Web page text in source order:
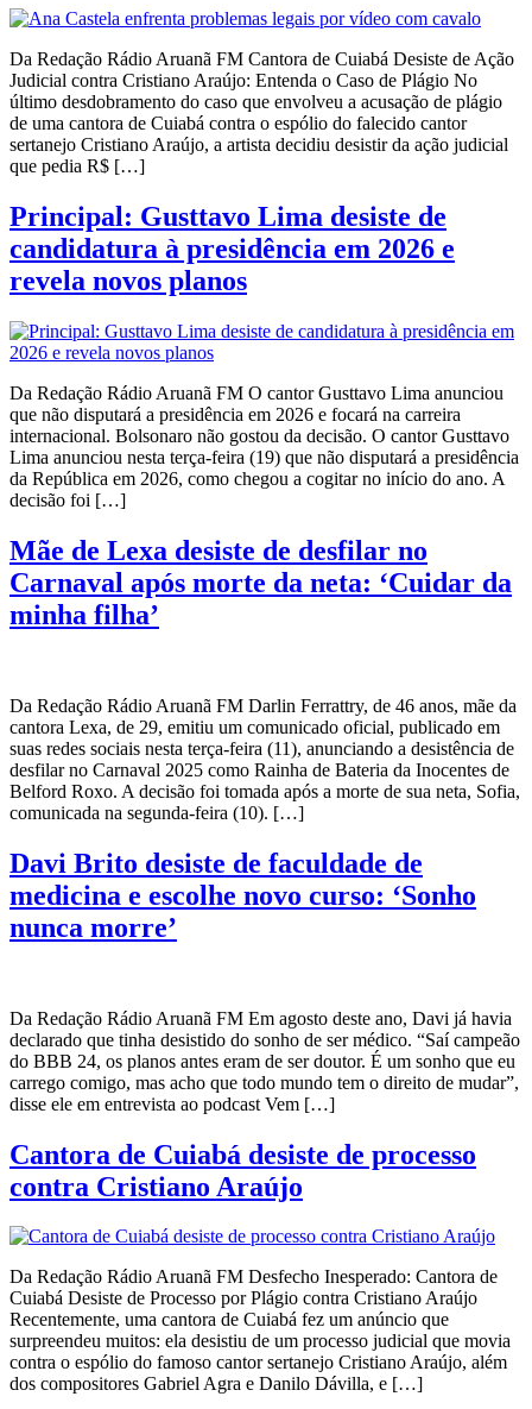
Da Redação Rádio Aruanã FM Cantora de Cuiabá Desiste de Ação
Judicial contra Cristiano Araújo: Entenda o Caso de Plágio No
último desdobramento do caso que envolveu a acusação de plágio
de uma cantora de Cuiabá contra o espólio do falecido cantor
sertanejo Cristiano Araújo, a artista decidiu desistir da ação judicial
que pedia R$ […]
Principal: Gusttavo Lima desiste de
candidatura à presidência em 2026 e
revela novos planos
Da Redação Rádio Aruanã FM O cantor Gusttavo Lima anunciou
que não disputará a presidência em 2026 e focará na carreira
internacional. Bolsonaro não gostou da decisão. O cantor Gusttavo
Lima anunciou nesta terça-feira (19) que não disputará a presidência
da República em 2026, como chegou a cogitar no início do ano. A
decisão foi […]
Mãe de Lexa desiste de desfilar no
Carnaval após morte da neta: ‘Cuidar da
minha filha’
Da Redação Rádio Aruanã FM Darlin Ferrattry, de 46 anos, mãe da
cantora Lexa, de 29, emitiu um comunicado oficial, publicado em
suas redes sociais nesta terça-feira (11), anunciando a desistência de
desfilar no Carnaval 2025 como Rainha de Bateria da Inocentes de
Belford Roxo. A decisão foi tomada após a morte de sua neta, Sofia,
comunicada na segunda-feira (10). […]
Davi Brito desiste de faculdade de
medicina e escolhe novo curso: ‘Sonho
nunca morre’
Da Redação Rádio Aruanã FM Em agosto deste ano, Davi já havia
declarado que tinha desistido do sonho de ser médico. “Saí campeão
do BBB 24, os planos antes eram de ser doutor. É um sonho que eu
carrego comigo, mas acho que todo mundo tem o direito de mudar”,
disse ele em entrevista ao podcast Vem […]
Cantora de Cuiabá desiste de processo
contra Cristiano Araújo
Da Redação Rádio Aruanã FM Desfecho Inesperado: Cantora de
Cuiabá Desiste de Processo por Plágio contra Cristiano Araújo
Recentemente, uma cantora de Cuiabá fez um anúncio que
surpreendeu muitos: ela desistiu de um processo judicial que movia
contra o espólio do famoso cantor sertanejo Cristiano Araújo, além
dos compositores Gabriel Agra e Danilo Dávilla, e […]